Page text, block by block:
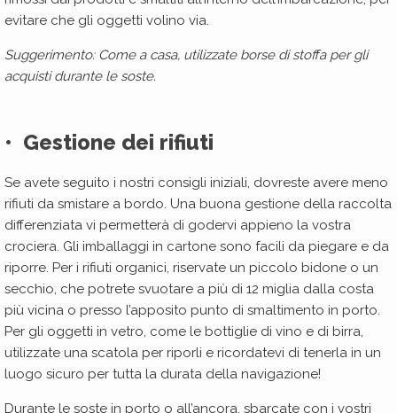
evitare che gli oggetti volino via.
Suggerimento: Come a casa, utilizzate borse di stoffa per gli
acquisti durante le soste.
• Gestione dei rifiuti
Se avete seguito i nostri consigli iniziali, dovreste avere meno
rifiuti da smistare a bordo. Una buona gestione della raccolta
differenziata vi permetterà di godervi appieno la vostra
crociera. Gli imballaggi in cartone sono facili da piegare e da
riporre. Per i rifiuti organici, riservate un piccolo bidone o un
secchio, che potrete svuotare a più di 12 miglia dalla costa
più vicina o presso l’apposito punto di smaltimento in porto.
Per gli oggetti in vetro, come le bottiglie di vino e di birra,
utilizzate una scatola per riporli e ricordatevi di tenerla in un
luogo sicuro per tutta la durata della navigazione!
Durante le soste in porto o all’ancora, sbarcate con i vostri